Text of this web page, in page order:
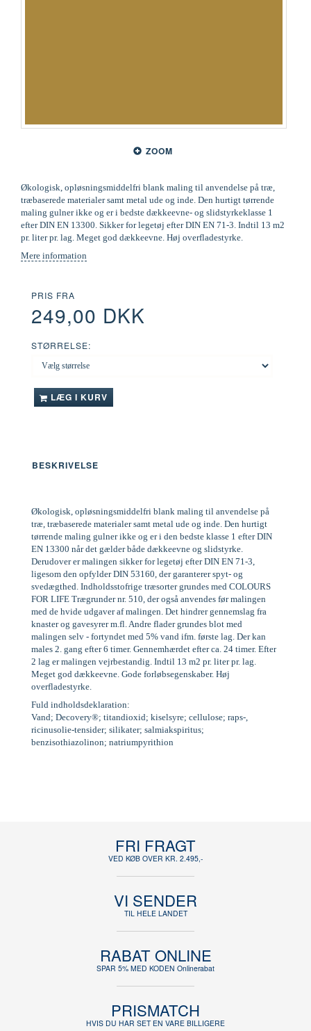
ZOOM
Økologisk, opløsningsmiddelfri blank maling til anvendelse på træ,
træbaserede materialer samt metal ude og inde. Den hurtigt tørrende
maling gulner ikke og er i bedste dækkeevne- og slidstyrkeklasse 1
efter DIN EN 13300. Sikker for legetøj efter DIN EN 71-3. Indtil 13 m2
pr. liter pr. lag. Meget god dækkeevne. Høj overfladestyrke.
Mere information
PRIS FRA
249,00 DKK
STØRRELSE:
LÆG I KURV
BESKRIVELSE
Økologisk, opløsningsmiddelfri blank maling til anvendelse på
træ, træbaserede materialer samt metal ude og inde. Den hurtigt
tørrende maling gulner ikke og er i den bedste klasse 1 efter DIN
EN 13300 når det gælder både dækkeevne og slidstyrke.
Derudover er malingen sikker for legetøj efter DIN EN 71-3,
ligesom den opfylder DIN 53160, der garanterer spyt- og
svedægthed. Indholdsstofrige træsorter grundes med COLOURS
FOR LIFE Trægrunder nr. 510, der også anvendes før malingen
med de hvide udgaver af malingen. Det hindrer gennemslag fra
knaster og gavesyrer m.fl. Andre flader grundes blot med
malingen selv - fortyndet med 5% vand ifm. første lag. Der kan
males 2. gang efter 6 timer. Gennemhærdet efter ca. 24 timer. Efter
2 lag er malingen vejrbestandig. Indtil 13 m2 pr. liter pr. lag.
Meget god dækkeevne. Gode forløbsegenskaber. Høj
overfladestyrke.
Fuld indholdsdeklaration:
Vand; Decovery®; titandioxid; kiselsyre; cellulose; raps-,
ricinusolie-tensider; silikater; salmiakspiritus;
benzisothiazolinon; natriumpyrithion
FRI FRAGT
VED KØB OVER KR. 2.495,-
VI SENDER
TIL HELE LANDET
RABAT ONLINE
SPAR 5% MED KODEN Onlinerabat
PRISMATCH
HVIS DU HAR SET EN VARE BILLIGERE